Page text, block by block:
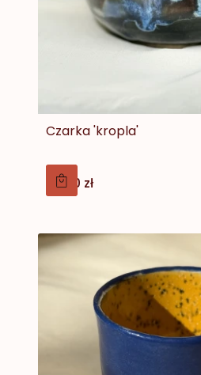
Czarka 'kropla'
Cena
79,00 zł